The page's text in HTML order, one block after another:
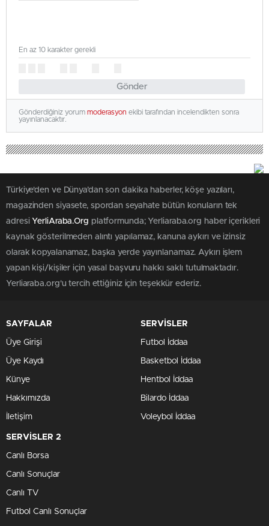
Gönder
En az 10 karakter gerekli
Gönderdiğiniz yorum moderasyon ekibi tarafından incelendikten sonra
yayınlanacaktır.
Türkiye'den ve Dünya’dan son dakika haberler, köşe yazıları,
magazinden siyasete, spordan seyahate bütün konuların tek
adresiYerliAraba.Org platformunda; Yerliaraba.org haber içerikleri
kaynak gösterilmeden alıntı yapılamaz, kanuna aykırı ve izinsiz
olarak kopyalanamaz, başka yerde yayınlanamaz. Aykırı işlem
yapan kişi/kişiler için yasal başvuru hakkı saklı tutulmaktadır.
Yerliaraba.org'u tercih ettiğiniz için teşekkür ederiz.
SAYFALAR
Üye Girişi
Üye Kaydı
Künye
Hakkımızda
İletişim
SERVİSLER
Futbol İddaa
Basketbol İddaa
Hentbol İddaa
Bilardo İddaa
Voleybol İddaa
SERVİSLER 2
Canlı Borsa
Canlı Sonuçlar
Canlı TV
Futbol Canlı Sonuçlar